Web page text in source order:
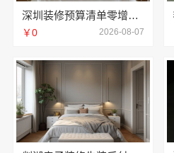
深圳装修预算清单零增项承诺，广东鼎饰空间装饰工程有限公司
￥0 2026-08-07